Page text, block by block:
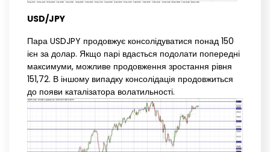
USD/JPY
Пара USDJPY продовжує консолідуватися понад 150
ієн за долар. Якщо парі вдасться подолати попередні
максимуми, можливе продовження зростання рівня
151,72. В іншому випадку консолідація продовжиться
до появи каталізатора волатильності.